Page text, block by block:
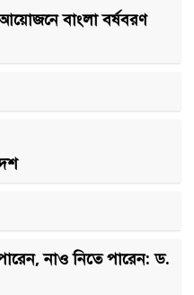
বাংলা বর্ষবরণ
নাও নিতে পারেন: ড.